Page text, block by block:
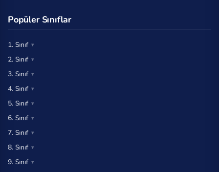
Popüler Sınıflar
1. Sınıf
2. Sınıf
3. Sınıf
4. Sınıf
5. Sınıf
6. Sınıf
7. Sınıf
8. Sınıf
9. Sınıf